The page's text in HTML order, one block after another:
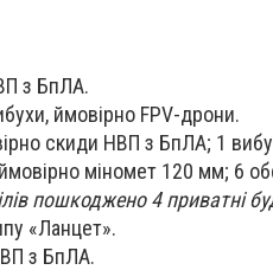
з БпЛА.
ймовірно FPV-дрони.
скиди НВП з БпЛА; 1
міномет 120 мм; 6
пошкоджено 4 приватні
«Ланцет».
з БпЛА.